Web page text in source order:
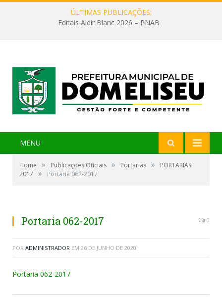
ÚLTIMAS PUBLICAÇÕES:
Editais Aldir Blanc 2026 – PNAB
MENU
Home » Publicações Oficiais » Portarias »
PORTARIAS
2017
» Portaria 062-2017
Portaria 062-2017 0
POR ADMINISTRADOR EM 26 DE JUNHO DE 2020
Portaria 062-2017